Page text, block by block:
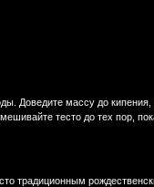
Доведите массу до
тесто до тех пор,
традиционным